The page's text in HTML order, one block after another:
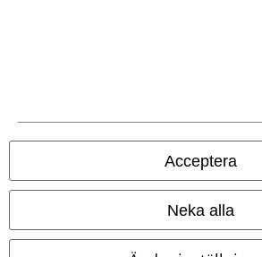
Acceptera
Neka alla
Ladda ner villkoren
Avfallshantering och miljöskydd
Försäkran om överensstämmelse
Information om tillgänglighet